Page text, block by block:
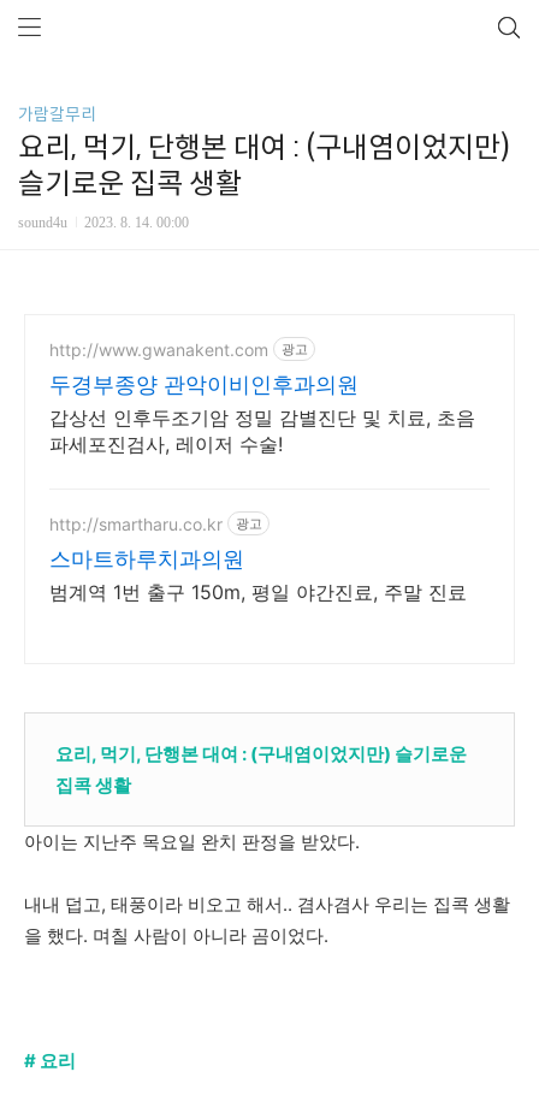
가람갈무리
요리, 먹기, 단행본 대여 : (구내염이었지만)
슬기로운 집콕 생활
sound4u 2023. 8. 14. 00:00
http://www.gwanakent.com 광고
두경부종양 관악이비인후과의원
갑상선 인후두조기암 정밀 감별진단 및 치료, 초음
파세포진검사, 레이저 수술!
http://smartharu.co.kr 광고
스마트하루치과의원
범계역 1번 출구 150m, 평일 야간진료, 주말 진료
요리, 먹기, 단행본 대여 : (구내염이었지만) 슬기로운
집콕 생활
아이는 지난주 목요일 완치 판정을 받았다.
내내 덥고, 태풍이라 비오고 해서.. 겸사겸사 우리는 집콕 생활
을 했다. 며칠 사람이 아니라 곰이었다.
# 요리